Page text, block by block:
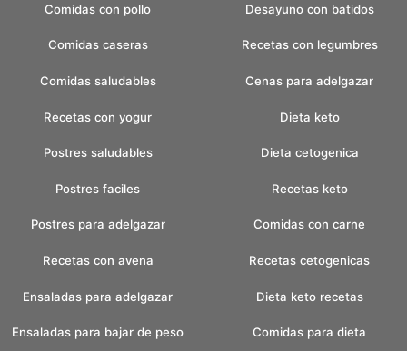
Comidas con pollo
Comidas caseras
Comidas saludables
Recetas con yogur
Postres saludables
Postres faciles
Postres para adelgazar
Recetas con avena
Ensaladas para adelgazar
Ensaladas para bajar de peso
Desayuno con batidos
Recetas con legumbres
Cenas para adelgazar
Dieta keto
Dieta cetogenica
Recetas keto
Comidas con carne
Recetas cetogenicas
Dieta keto recetas
Comidas para dieta